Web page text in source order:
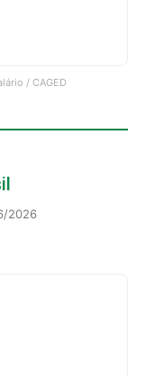
/ CAGED
2026